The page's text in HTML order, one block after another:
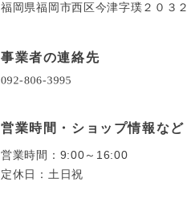
福岡県福岡市西区今津字璞２０３
事業者の連絡先
営業時間・ショップ情報など
営業時間：9:00～16:00
定休日：土日祝